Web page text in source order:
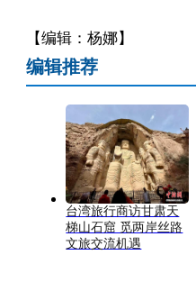
【编辑：杨娜】
编辑推荐
台湾旅行商访甘肃天
梯山石窟 觅两岸丝路
文旅交流机遇